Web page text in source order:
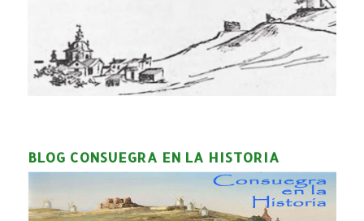
BLOG CONSUEGRA EN LA HISTORIA